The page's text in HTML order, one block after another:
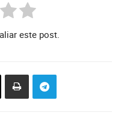
este post.